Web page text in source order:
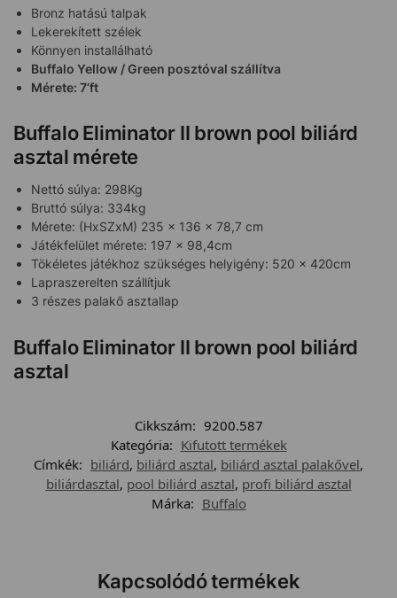
Bronz hatású talpak
Lekerekített szélek
Könnyen installálható
Buffalo Yellow / Green posztóval szállítva
Mérete: 7’ft
Buffalo Eliminator II brown pool biliárd
asztal mérete
Nettó súlya: 298Kg
Bruttó súlya: 334kg
Mérete: (HxSZxM) 235 x 136 x 78,7 cm
Játékfelület mérete: 197 x 98,4cm
Tökéletes játékhoz szükséges helyigény: 520 x 420cm
Lapraszerelten szállítjuk
3 részes palakő asztallap
Buffalo Eliminator II brown pool biliárd
asztal
Cikkszám: 9200.587
Kategória: Kifutott termékek
Címkék: biliárd, biliárd asztal, biliárd asztal palakővel,
biliárdasztal, pool biliárd asztal, profi biliárd asztal
Márka: Buffalo
Kapcsolódó termékek